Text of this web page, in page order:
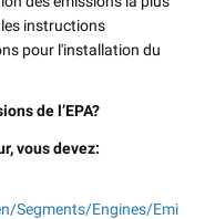
instructions
pour l'installation du
de l’EPA?
vous devez:
Segments/Engines/Emi